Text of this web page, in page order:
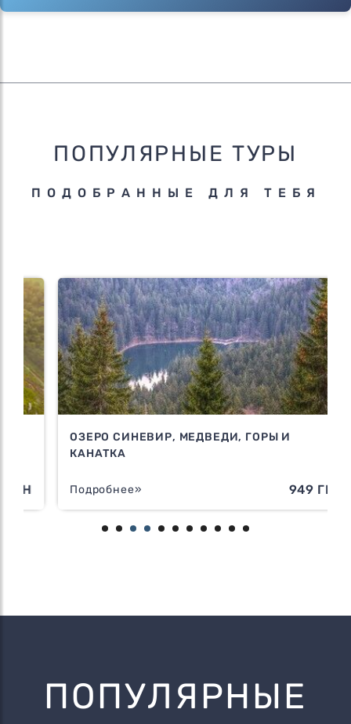
ПОПУЛЯРНЫЕ ТУРЫ
ПОДОБРАННЫЕ ДЛЯ ТЕБЯ
ОЗЕРО СИНЕВИР, МЕДВЕДИ, ГОРЫ И
КАНАТКА
Подробнее» 949 ГРН
ПОПУЛЯРНЫЕ